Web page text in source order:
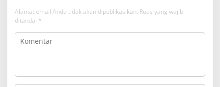
Alamat email Anda tidak akan dipublikasikan. Ruas yang wajib
ditandai *